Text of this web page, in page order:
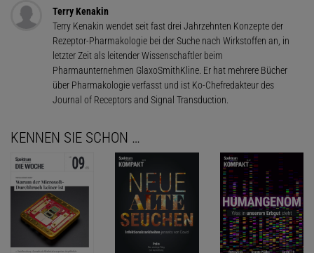
Terry Kenakin
Terry Kenakin wendet seit fast drei Jahrzehnten Konzepte der
Rezeptor-Pharmakologie bei der Suche nach Wirkstoffen an, in
letzter Zeit als leitender Wissenschaftler beim
Pharmaunternehmen GlaxoSmithKline. Er hat mehrere Bücher
über Pharmakologie verfasst und ist Ko-Chefredakteur des
Journal of Receptors and Signal Transduction.
KENNEN SIE SCHON …